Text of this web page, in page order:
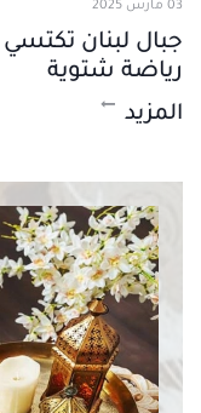
03 مارس 2025
جبال لبنان
رياضة شتوية
المزيد